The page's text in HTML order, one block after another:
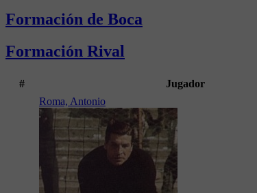
Formación de Boca
Formación Rival
#
Jugador
Roma, Antonio